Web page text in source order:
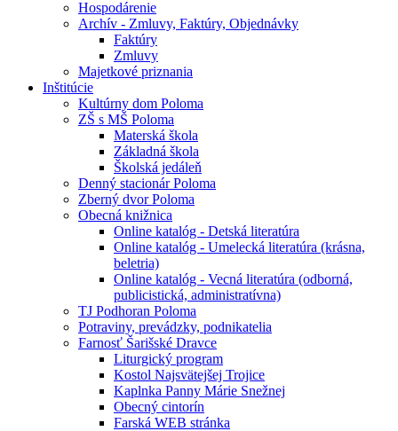
Hospodárenie
Archív - Zmluvy, Faktúry, Objednávky
Faktúry
Zmluvy
Majetkové priznania
Inštitúcie
Kultúrny dom Poloma
ZŠ s MŠ Poloma
Materská škola
Základná škola
Školská jedáleň
Denný stacionár Poloma
Zberný dvor Poloma
Obecná knižnica
Online katalóg - Detská literatúra
Online katalóg - Umelecká literatúra (krásna,
beletria)
Online katalóg - Vecná literatúra (odborná,
publicistická, administratívna)
TJ Podhoran Poloma
Potraviny, prevádzky, podnikatelia
Farnosť Šarišské Dravce
Liturgický program
Kostol Najsvätejšej Trojice
Kaplnka Panny Márie Snežnej
Obecný cintorín
Farská WEB stránka